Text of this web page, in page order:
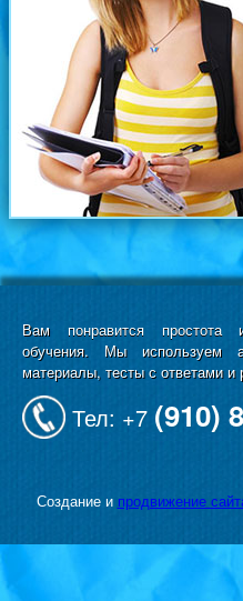
Вам понравится простота
обучения. Мы используем
материалы, тесты с ответами
Тел: +7 (910)
Создание и продвижение